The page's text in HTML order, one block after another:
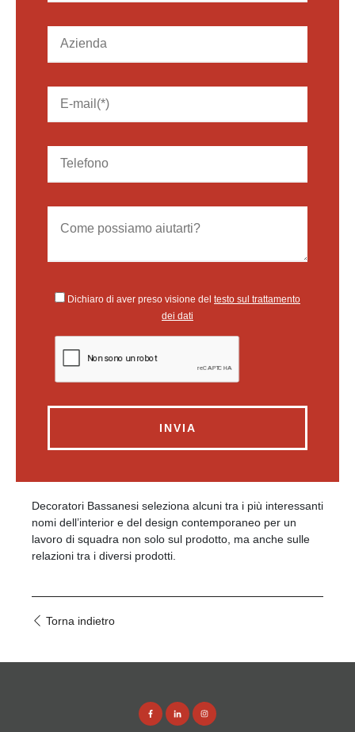
Dichiaro di aver preso visione del testo sul trattamento
dei dati
INVIA
Decoratori Bassanesi seleziona alcuni tra i più interessanti
nomi dell’interior e del design contemporaneo per un
lavoro di squadra non solo sul prodotto, ma anche sulle
relazioni tra i diversi prodotti.
Torna indietro